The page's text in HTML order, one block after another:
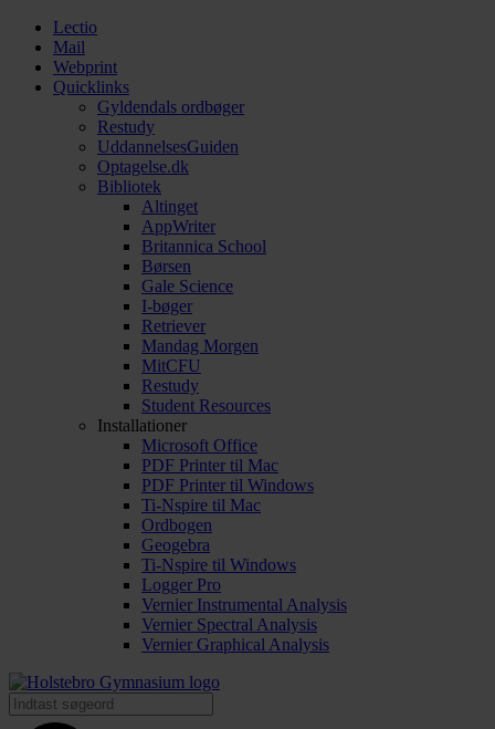
Lectio
Mail
Webprint
Quicklinks
Gyldendals ordbøger
Restudy
UddannelsesGuiden
Optagelse.dk
Bibliotek
Altinget
AppWriter
Britannica School
Børsen
Gale Science
I-bøger
Retriever
Mandag Morgen
MitCFU
Restudy
Student Resources
Installationer
Microsoft Office
PDF Printer til Mac
PDF Printer til Windows
Ti-Nspire til Mac
Ordbogen
Geogebra
Ti-Nspire til Windows
Logger Pro
Vernier Instrumental Analysis
Vernier Spectral Analysis
Vernier Graphical Analysis